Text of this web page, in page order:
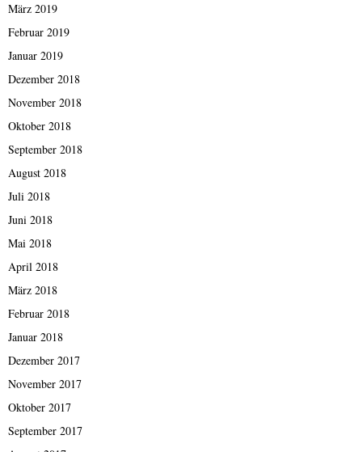
März 2019
Februar 2019
Januar 2019
Dezember 2018
November 2018
Oktober 2018
September 2018
August 2018
Juli 2018
Juni 2018
Mai 2018
April 2018
März 2018
Februar 2018
Januar 2018
Dezember 2017
November 2017
Oktober 2017
September 2017